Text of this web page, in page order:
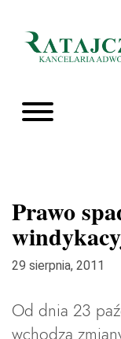
Prawo
29 sierpnia, 2011
Od dnia 23
wchodzą